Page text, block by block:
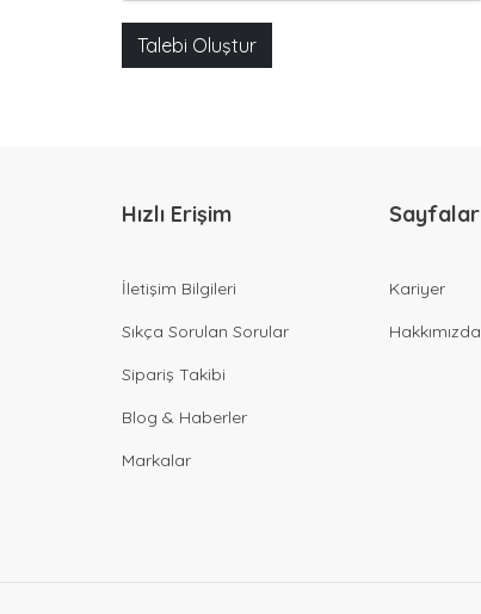
Talebi Oluştur
Hızlı Erişim
İletişim Bilgileri
Sıkça Sorulan Sorular
Sipariş Takibi
Blog & Haberler
Markalar
Sayfalar
Kariyer
Hakkımızda